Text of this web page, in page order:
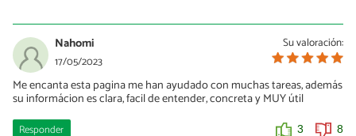
21/09/2023
como estas en universidad y no sabes ortografìa
3
Su valoración:
Nahomi
17/05/2023
Me encanta esta pagina me han ayudado con muchas tareas, además
su informácion es clara, facil de entender, concreta y MUY útil
Responder 3 8